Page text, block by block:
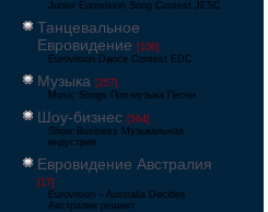
Junior Eurovision Song Contest JESC
Танцевальное
Евровидение [106]
Eurovision Dance Contest EDC
Музыка [257]
Music Songs Поп-музыка Песни
Шоу-бизнес [564]
Show Business Музыкальная
индустрия
Евровидение Австралия
[17]
Eurovision – Australia Decides
Австралия решает